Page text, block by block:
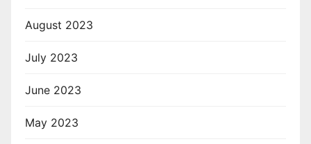
August 2023
July 2023
June 2023
May 2023